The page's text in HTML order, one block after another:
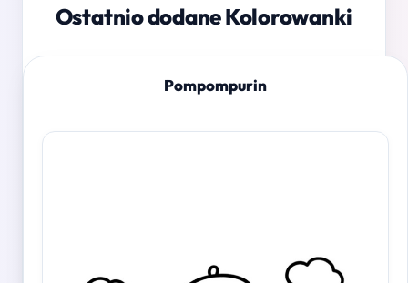
Ostatnio dodane Kolorowanki
Pompompurin